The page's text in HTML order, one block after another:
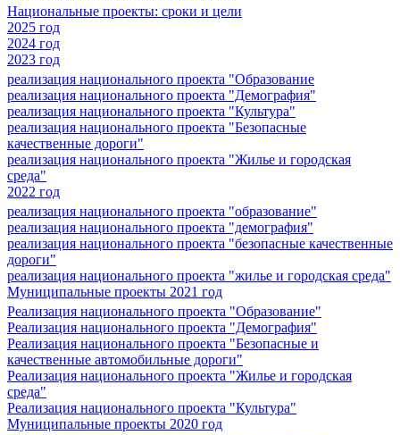
Национальные проекты: сроки и цели
2025 год
2024 год
2023 год
реализация национального проекта "Образование
реализация национального проекта "Демография"
реализация национального проекта "Культура"
реализация национального проекта "Безопасные
качественные дороги"
реализация национального проекта "Жилье и городская
среда"
2022 год
реализация национального проекта "образование"
реализация национального проекта "демография"
реализация национального проекта "безопасные качественные
дороги"
реализация национального проекта "жилье и городская среда"
Муниципальные проекты 2021 год
Реализация национального проекта "Образование"
Реализация национального проекта "Демография"
Реализация национального проекта "Безопасные и
качественные автомобильные дороги"
Реализация национального проекта "Жилье и городская
среда"
Реализация национального проекта "Культура"
Муниципальные проекты 2020 год